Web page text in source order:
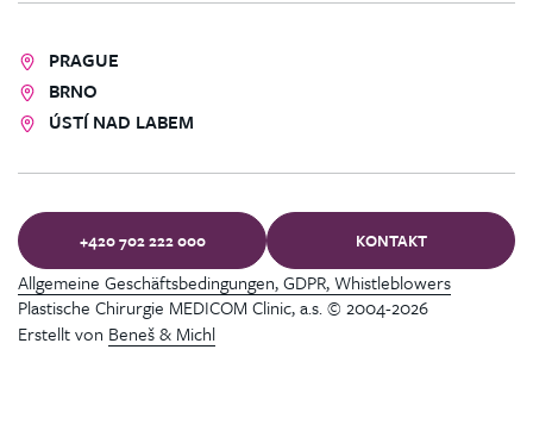
PRAGUE
BRNO
ÚSTÍ NAD LABEM
+420 702 222 000 KONTAKT
Plastische Chirurgie MEDICOM Clinic, a.s. © 2004-2026
Allgemeine Geschäftsbedingungen, GDPR, Whistleblowers
Erstellt von Beneš & Michl